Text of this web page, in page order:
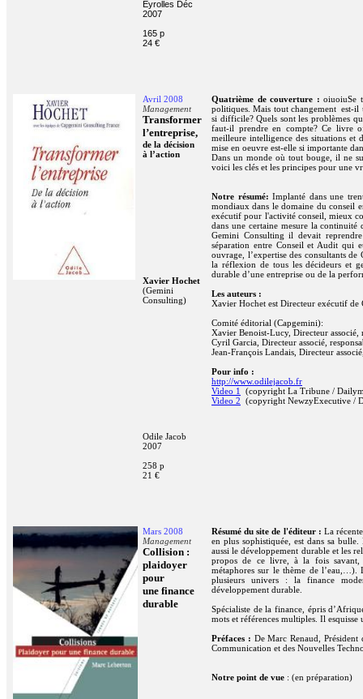
Eyrolles Déc
2007
165 p
24 €
Avril 2008
Management
Transformer
l’entreprise,
de la décision
à l’action
Xavier Hochet
(Gemini
Consulting)
Odile Jacob
2007
258 p
21 €
Quatrième de couverture :oiuoiuSe
politiques. Mais tout changement est-il
si difficile? Quels sont les problèmes
faut-il prendre en compte? Ce livre
meilleure intelligence des situations et
mise en oeuvre est-elle si importante
Dans un monde où tout bouge, il ne
voici les clés et les principes pour une
Notre résumé:Implanté dans une
mondiaux dans le domaine du conseil
exécutif pour l'activité conseil, mieux
dans une certaine mesure la
Gemini Consulting il devait
séparation entre Conseil et Audit qui
ouvrage, l’expertise des consultants
la réflexion de tous les décideurs et
durable d’une entreprise ou de la
Les auteurs :
Xavier Hochet est Directeur exécutif de
Comité éditorial (Capgemini):
Xavier Benoist-Lucy, Directeur associé,
Cyril Garcia, Directeur associé,
Jean-François Landais, Directeur
Pour info :
http://www.odilejacob.fr
Video 1
(copyright La Tribune /
Video 2 (copyright NewzyExecutive /
Mars 2008
Management
Collision :
plaidoyer
pour
une finance
durable
Résumé du site de l'éditeur : La
en plus sophistiquée, est dans sa
aussi le développement durable et les
propos de ce livre, à la fois savant,
métaphores sur le thème de l’eau,…).
plusieurs univers : la finance
développement durable.
Spécialiste de la finance, épris
mots et références multiples. Il
Préfaces : De Marc Renaud,
Communication et des Nouvelles
Notre point de vue : (en préparation)